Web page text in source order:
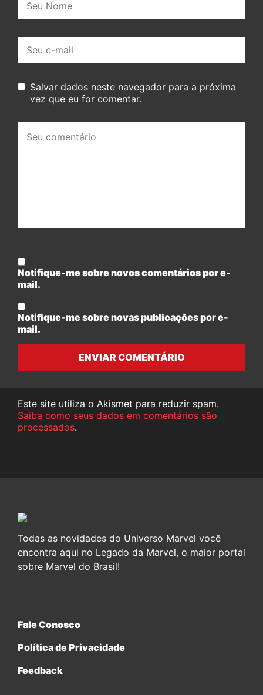
mail:
Salvar dados neste navegador para a próxima
vez que eu for comentar.
comentário:
Notifique-me sobre novos comentários por e-
mail.
Notifique-me sobre novas publicações por e-
mail.
ENVIAR COMENTÁRIO
Este site utiliza o Akismet para reduzir spam.
Saiba como seus dados em comentários são
processados.
Todas as novidades do Universo Marvel você
encontra aqui no Legado da Marvel, o maior portal
sobre Marvel do Brasil!
Fale Conosco
Política de Privacidade
Feedback